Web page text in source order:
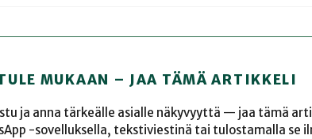
MUKAAN – JAA TÄMÄ ARTIKKELI
ja anna tärkeälle asialle näkyvyyttä — jaa tämä
-sovelluksella, tekstiviestinä tai tulostamalla se